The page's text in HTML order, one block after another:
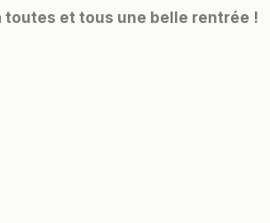
toutes et tous une belle rentrée !